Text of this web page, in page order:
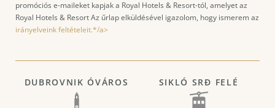
promóciós e-maileket kapjak a Royal Hotels & Resort-tól, amelyet az
Royal Hotels & Resort Az űrlap elküldésével igazolom, hogy ismerem az
irányelveink feltételeit.*/a>
DUBROVNIK ÓVÁROS SIKLÓ SRĐ FELÉ